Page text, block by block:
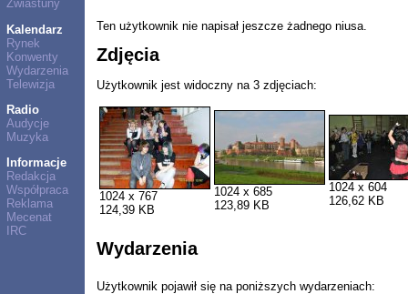
Zwiastuny
Kalendarz
Rynek
Konwenty
Wydarzenia
Telewizja
Radio
Audycje
Muzyka
Informacje
Redakcja
Współpraca
Reklama
Mecenat
IRC
Ten użytkownik nie napisał jeszcze żadnego niusa.
Zdjęcia
Użytkownik jest widoczny na 3 zdjęciach:
1024 x 767
124,39 KB
1024 x 685
123,89 KB
1024 x 604
126,62 KB
Wydarzenia
Użytkownik pojawił się na poniższych wydarzeniach: